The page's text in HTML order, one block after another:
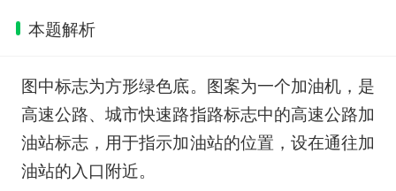
本题解析
图中标志为方形绿色底。图案为一个加油机，是
高速公路、城市快速路指路标志中的高速公路加
油站标志，用于指示加油站的位置，设在通往加
油站的入口附近。